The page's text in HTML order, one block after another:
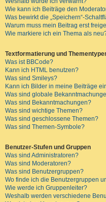
Wie kann ich Beiträge den
Was bewirkt die „Speichern“-
Warum muss mein Beitrag erst
Wie markiere ich ein Thema als
Textformatierung und
Was ist BBCode?
Kann ich HTML benutzen?
Was sind Smileys?
Kann ich Bilder in meine Beiträge
Was sind globale
Was sind Bekanntmachungen?
Was sind wichtige Themen?
Was sind geschlossene Themen?
Was sind Themen-Symbole?
Benutzer-Stufen und Gruppen
Was sind Administratoren?
Was sind Moderatoren?
Was sind Benutzergruppen?
Wo finde ich die Benutzergruppen
Wie werde ich Gruppenleiter?
Weshalb werden verschiedene